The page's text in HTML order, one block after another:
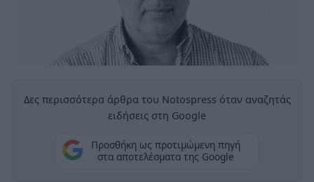
Δες περισσότερα άρθρα του Notospress όταν αναζητάς
ειδήσεις στη Google
Προσθήκη ως προτιμώμενη πηγή
στα αποτελέσματα της Google